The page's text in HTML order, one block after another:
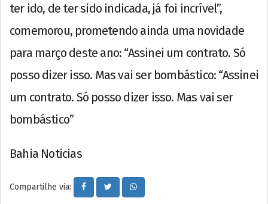
ter ido, de ter sido indicada, já foi incrível”,
comemorou, prometendo ainda uma novidade
para março deste ano: “Assinei um contrato. Só
posso dizer isso. Mas vai ser bombástico: “Assinei
um contrato. Só posso dizer isso. Mas vai ser
bombástico”
Bahia Noticias
Compartilhe via: